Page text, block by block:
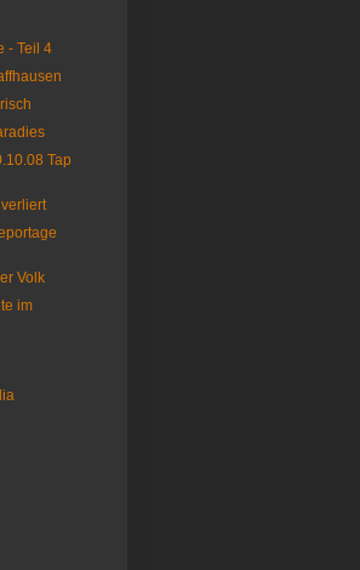
- Teil 4
Tap
Volk
im